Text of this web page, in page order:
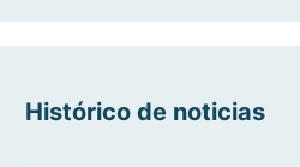
Histórico de noticias